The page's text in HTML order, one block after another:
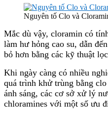
Nguyên tố Clo và
Mắc dù vậy, cloramin có
làm hư hỏng cao su, dẫn
bỏ hơn bằng các kỹ thuật
Khi ngày càng có nhiều
quá trình khử trùng bằng
ánh sáng, các cơ sở xử lý
chloramines với một số ưu